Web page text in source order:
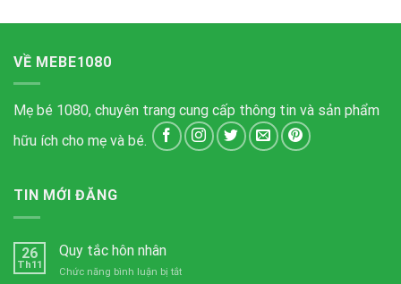
90.000 ₫.là:
VỀ MEBE1080
Mẹ bé 1080, chuyên trang cung cấp thông tin và sản phẩm
hữu ích cho mẹ và bé.
TIN MỚI ĐĂNG
26
Th11
Quy tắc hôn nhân
Chức năng bình luận bị tắtở